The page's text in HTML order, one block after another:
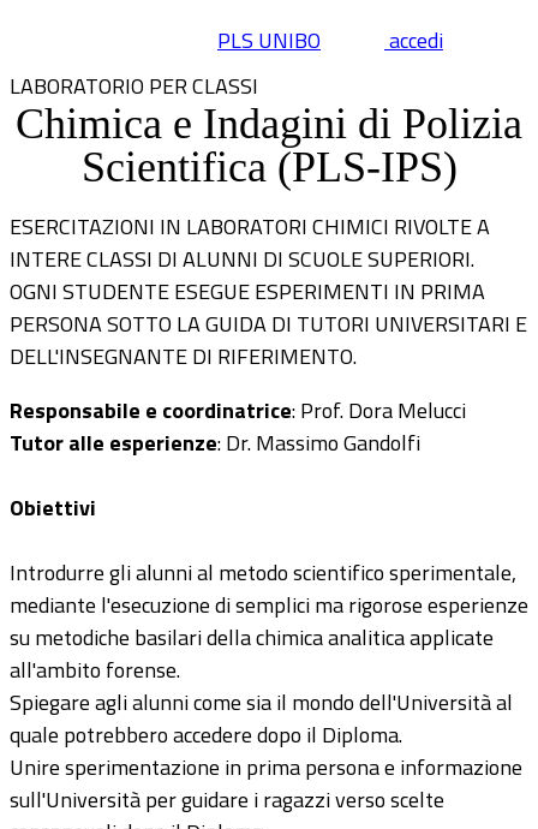
PLS UNIBO
accedi
LABORATORIO PER CLASSI
Chimica e Indagini di Polizia
Scientifica (PLS-IPS)
ESERCITAZIONI IN LABORATORI CHIMICI RIVOLTE A
INTERE CLASSI DI ALUNNI DI SCUOLE SUPERIORI.
OGNI STUDENTE ESEGUE ESPERIMENTI IN PRIMA
PERSONA SOTTO LA GUIDA DI TUTORI UNIVERSITARI E
DELL'INSEGNANTE DI RIFERIMENTO.
Responsabile e coordinatrice: Prof. Dora Melucci
Tutor alle esperienze: Dr. Massimo Gandolfi
Obiettivi
Introdurre gli alunni al metodo scientifico sperimentale,
mediante l'esecuzione di semplici ma rigorose esperienze
su metodiche basilari della chimica analitica applicate
all'ambito forense.
Spiegare agli alunni come sia il mondo dell'Università al
quale potrebbero accedere dopo il Diploma.
Unire sperimentazione in prima persona e informazione
sull'Università per guidare i ragazzi verso scelte